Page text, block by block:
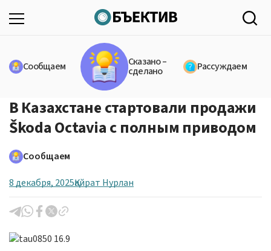
Сообщаем Сказано –
сделано Рассуждаем
В Казахстане стартовали продажи
Škoda Octavia с полным приводом
Сообщаем
8 декабря, 2025Қайрат Нурлан